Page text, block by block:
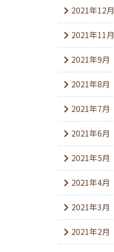
2021年12月
2021年11月
2021年9月
2021年8月
2021年7月
2021年6月
2021年5月
2021年4月
2021年3月
2021年2月